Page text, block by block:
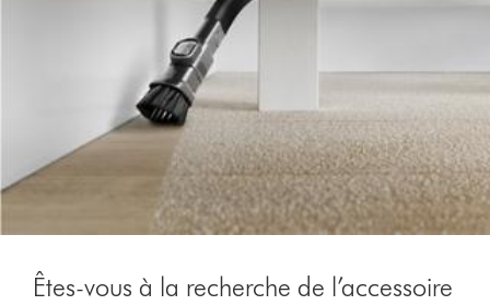
Êtes-vous à la recherche de l’accessoire